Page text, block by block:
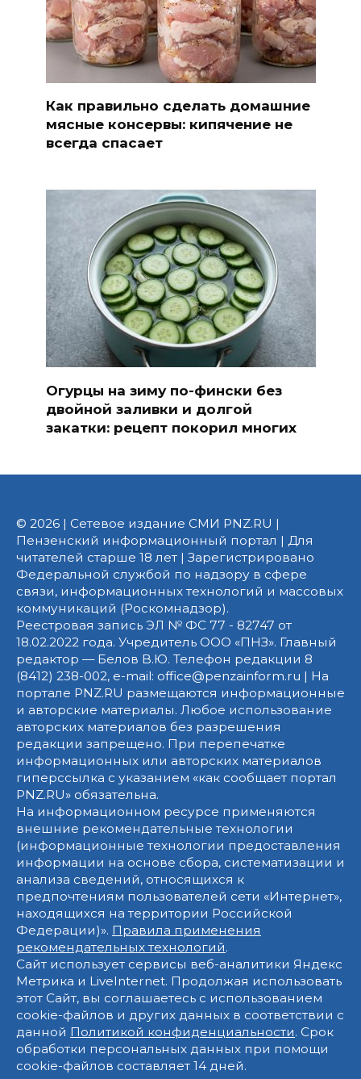
Как правильно сделать домашние
мясные консервы: кипячение не
всегда спасает
Огурцы на зиму по-фински без
двойной заливки и долгой
закатки: рецепт покорил многих
© 2026 | Сетевое издание СМИ PNZ.RU |
Пензенский информационный портал | Для
читателей старше 18 лет | Зарегистрировано
Федеральной службой по надзору в сфере
связи, информационных технологий и массовых
коммуникаций (Роскомнадзор).
Реестровая запись ЭЛ № ФС 77 - 82747 от
18.02.2022 года. Учредитель ООО «ПНЗ». Главный
редактор — Белов В.Ю. Телефон редакции 8
(8412) 238-002, e-mail: office@penzainform.ru | На
портале PNZ.RU размещаются информационные
и авторские материалы. Любое использование
авторских материалов без разрешения
редакции запрещено. При перепечатке
информационных или авторских материалов
гиперссылка с указанием «как сообщает портал
PNZ.RU» обязательна.
На информационном ресурсе применяются
внешние рекомендательные технологии
(информационные технологии предоставления
информации на основе сбора, систематизации и
анализа сведений, относящихся к
предпочтениям пользователей сети «Интернет»,
находящихся на территории Российской
Федерации)». Правила применения
рекомендательных технологий.
Сайт использует сервисы веб-аналитики Яндекс
Метрика и LiveInternet. Продолжая использовать
этот Сайт, вы соглашаетесь с использованием
cookie-файлов и других данных в соответствии с
данной Политикой конфиденциальности. Срок
обработки персональных данных при помощи
cookie-файлов составляет 14 дней.